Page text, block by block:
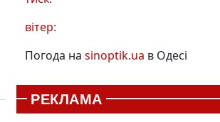
вітер:
Погода на sinoptik.ua в Одесі
РЕКЛАМА